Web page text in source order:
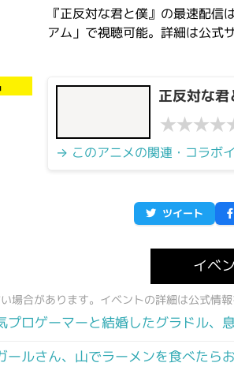
『正反対な君と僕』の最速配
アム」で視聴可能。詳細は公式
正反対な君
★★★★
→ このアニメの関連・コラボ
ツイート
イベ
場合があります。イベントの詳細は公式情報
プロゲーマーと結婚したグラドル、
ールさん、山でラーメンを食べたら